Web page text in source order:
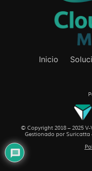
Inicio
© Copyright 2018 – 2025
Gestionado por Suricatta